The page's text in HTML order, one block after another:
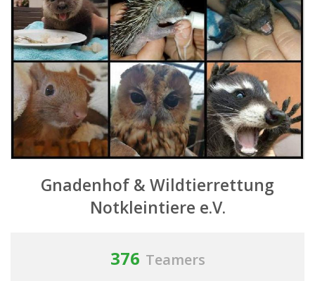
Gnadenhof & Wildtierrettung
Notkleintiere e.V.
376 Teamers